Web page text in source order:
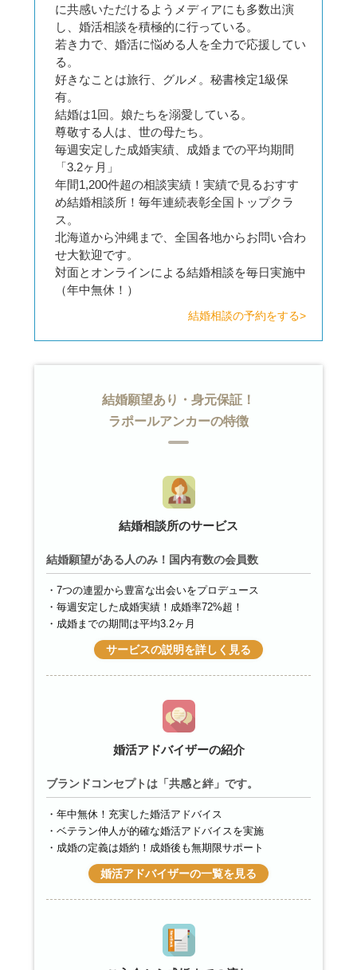
に共感いただけるようメディアにも多数出演
し、婚活相談を積極的に行っている。
若き力で、婚活に悩める人を全力で応援してい
る。
好きなことは旅行、グルメ。秘書検定1級保
有。
結婚は1回。娘たちを溺愛している。
尊敬する人は、世の母たち。
毎週安定した成婚実績、成婚までの平均期間
「3.2ヶ月」
年間1,200件超の相談実績！実績で見るおすす
め結婚相談所！毎年連続表彰全国トップクラ
ス。
北海道から沖縄まで、全国各地からお問い合わ
せ大歓迎です。
対面とオンラインによる結婚相談を毎日実施中
（年中無休！）
結婚相談の予約をする>
結婚願望あり・身元保証！
ラポールアンカーの特徴
結婚相談所のサービス
結婚願望がある人のみ！国内有数の会員数
7つの連盟から豊富な出会いをプロデュース
毎週安定した成婚実績！成婚率72%超！
成婚までの期間は平均3.2ヶ月
サービスの説明を詳しく見る
婚活アドバイザーの紹介
ブランドコンセプトは「共感と絆」です。
年中無休！充実した婚活アドバイス
ベテラン仲人が的確な婚活アドバイスを実施
成婚の定義は婚約！成婚後も無期限サポート
婚活アドバイザーの一覧を見る